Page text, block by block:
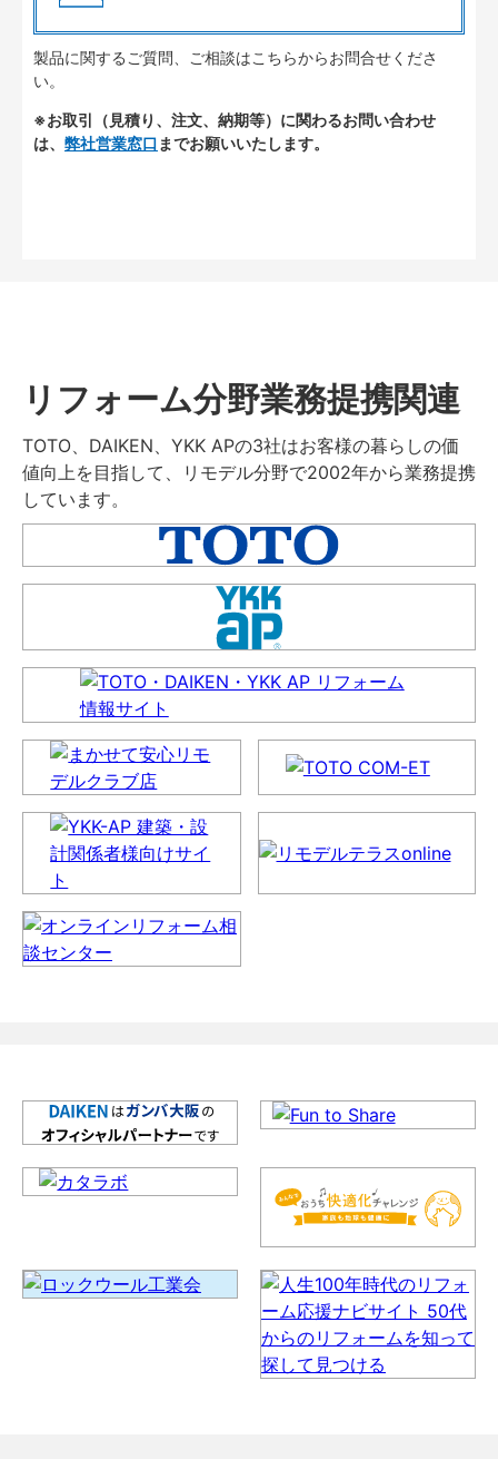
製品に関するご質問、ご相談はこちらからお問合せくださ
い。
※お取引（見積り、注文、納期等）に関わるお問い合わせ
は、 弊社営業窓口 までお願いいたします。
リフォーム分野業務提携関連
TOTO、DAIKEN、YKK APの3社はお客様の暮らしの価
値向上を目指して、リモデル分野で2002年から業務提携
しています。